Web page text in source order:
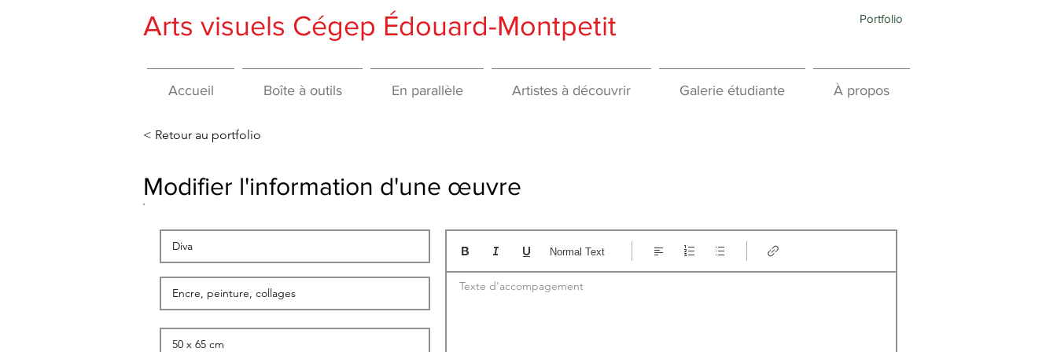
Arts visuels Cégep Édouard-Montpetit Portfolio
Accueil Boîte à outils En parallèle Artistes à découvrir Galerie étudiante À propos
< Retour au portfolio
Texte d'accompagement
Normal Text
Modifier l'information d'une œuvre